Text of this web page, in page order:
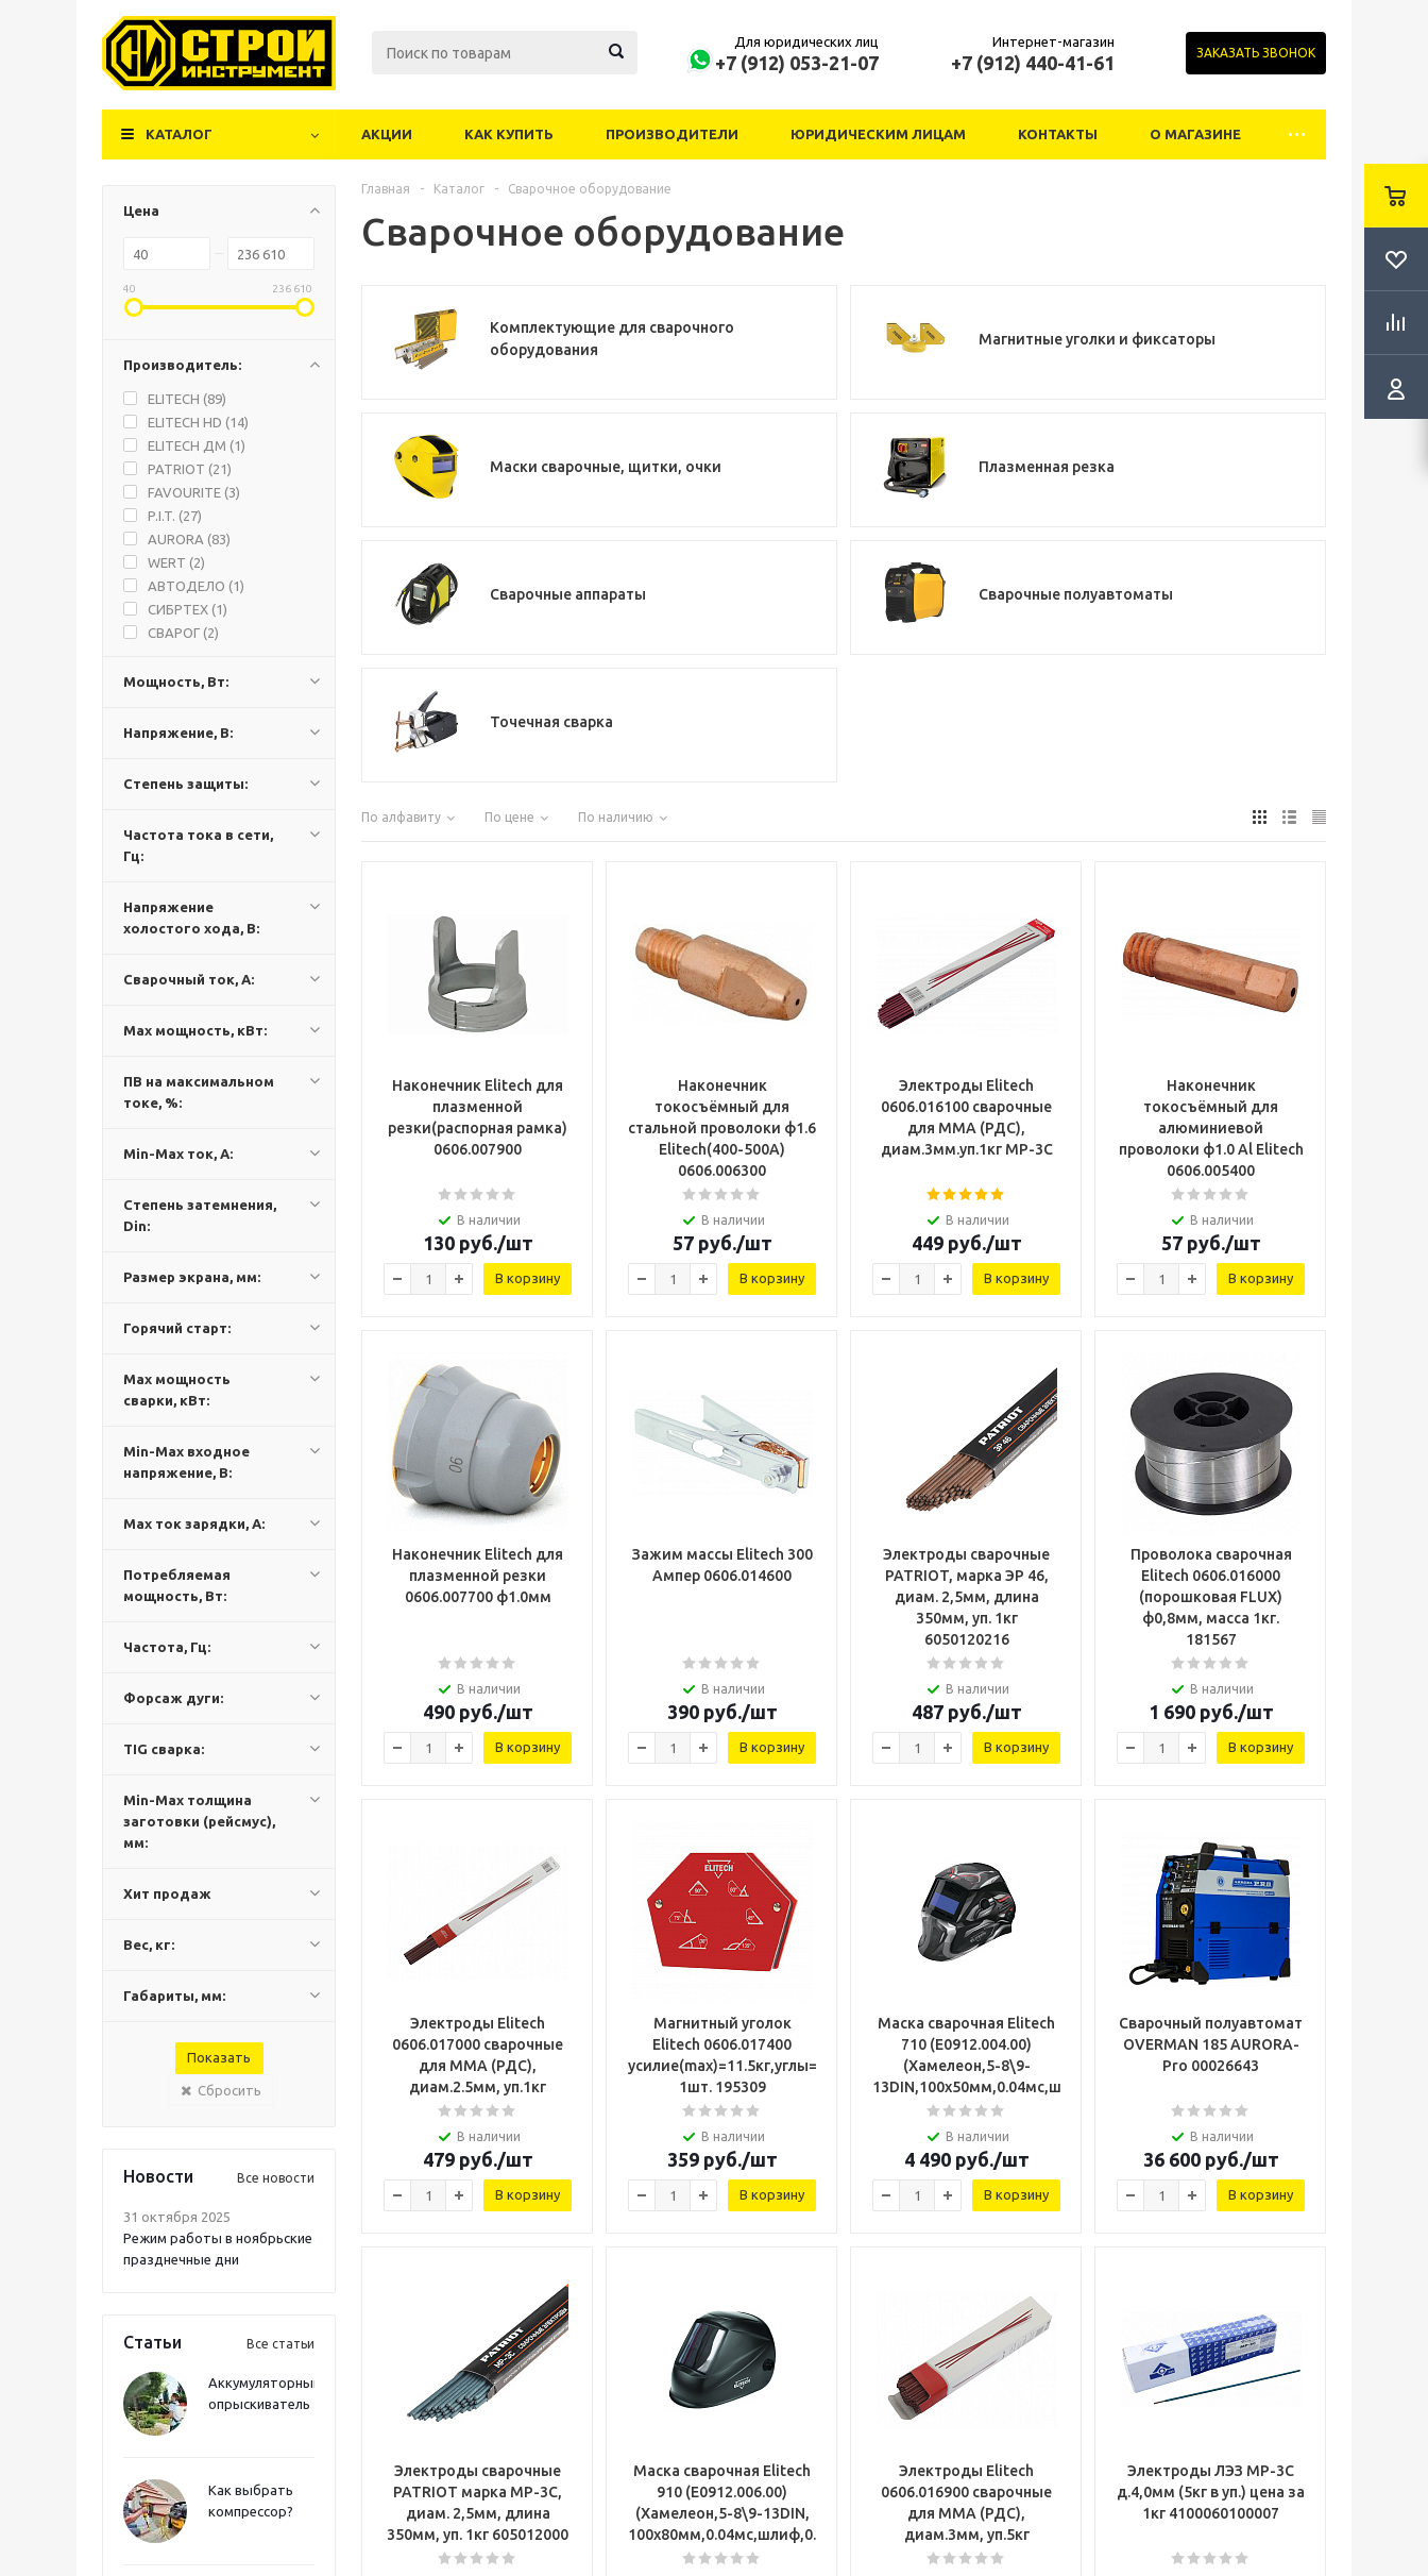
Для юридических лиц
+7 (912) 053-21-07
Интернет-магазин
+7 (912) 440-41-61 ЗАКАЗАТЬ ЗВОНОК
КАТАЛОГ АКЦИИ КАК КУПИТЬ ПРОИЗВОДИТЕЛИ ЮРИДИЧЕСКИМ ЛИЦАМ КОНТАКТЫ О МАГАЗИНЕ
Цена
40 236 610
Производитель:
ELITECH (89)
ELITECH HD (14)
ELITECH ДМ (1)
PATRIOT (21)
FAVOURITE (3)
P.I.T. (27)
AURORA (83)
WERT (2)
АВТОДЕЛО (1)
СИБРТЕХ (1)
СВАРОГ (2)
КРАТОН (2)
BESTWELD (2
STARTWELD (
КЕДР (11)
Мощность, Вт:
Напряжение, В:
Степень защиты:
Частота тока в сети,
Гц:
Напряжение
холостого хода, В:
Сварочный ток, А:
Max мощность, кВт:
ПВ на максимальном
токе, %:
Min-Max ток, А:
Степень затемнения,
Din:
Размер экрана, мм:
Горячий старт:
Max мощность
сварки, кВт:
Min-Max входное
напряжение, В:
Max ток зарядки, А:
Потребляемая
мощность, Вт:
Частота, Гц:
Форсаж дуги:
TIG сварка:
Min-Max толщина
заготовки (рейсмус),
мм:
Хит продаж
Вес, кг:
Габариты, мм:
Сбросить
Новости Все новости
31 октября 2025
Режим работы в ноябрьские
празднечные дни
Статьи Все статьи
Аккумуляторный
опрыскиватель
Как выбрать
компрессор?
Главная - Каталог - Сварочное оборудование
Сварочное оборудование
Комплектующие для сварочного
оборудования
Магнитные уголки и фиксаторы
Маски сварочные, щитки, очки Плазменная резка
Сварочные аппараты Сварочные полуавтоматы
Точечная сварка
По алфавиту По цене По наличию
Наконечник Elitech для
плазменной
резки(распорная рамка)
0606.007900
В наличии
130руб./шт
В корзину
Наконечник
токосъёмный для
стальной проволоки ф1.6
Elitech(400-500А)
0606.006300
В наличии
57руб./шт
В корзину
Электроды Elitech
0606.016100 сварочные
для ММА (РДС),
диам.3мм.уп.1кг МР-3С
В наличии
449руб./шт
В корзину
Наконечник
токосъёмный для
алюминиевой
проволоки ф1.0 Al Elitech
0606.005400
В наличии
57руб./шт
В корзину
Наконечник Elitech для
плазменной резки
0606.007700 ф1.0мм
В наличии
490руб./шт
В корзину
Зажим массы Elitech 300
Ампер 0606.014600
В наличии
390руб./шт
В корзину
Электроды сварочные
PATRIOT, марка ЭР 46,
диам. 2,5мм, длина
350мм, уп. 1кг
6050120216
В наличии
487руб./шт
В корзину
Проволока сварочная
Elitech 0606.016000
(порошковая FLUX)
ф0,8мм, масса 1кг.
181567
В наличии
1 690руб./шт
В корзину
Электроды Elitech
0606.017000 сварочные
для ММА (РДС),
диам.2.5мм, уп.1кг
В наличии
479руб./шт
В корзину
Магнитный уголок
Elitech 0606.017400
усилие(max)=11.5кг,углы=30/45/60/75/90/135,
1шт. 195309
В наличии
359руб./шт
В корзину
Маска сварочная Elitech
710 (Е0912.004.00)
(Хамелеон,5-8\9-
13DIN,100х50мм,0.04мс,шлиф,0.48кг,рисун.)
В наличии
4 490руб./шт
В корзину
Сварочный полуавтомат
OVERMAN 185 AURORA-
Pro 00026643
В наличии
36 600руб./шт
В корзину
Электроды сварочные
PATRIOT марка МР-3С,
диам. 2,5мм, длина
350мм, уп. 1кг 605012000
Маска сварочная Elitech
910 (Е0912.006.00)
(Хамелеон,5-8\9-13DIN,
100х80мм,0.04мс,шлиф,0.48кг,рисун.
Электроды Elitech
0606.016900 сварочные
для ММА (РДС),
диам.3мм, уп.5кг
Электроды ЛЭЗ МР-3С
д.4,0мм (5кг в уп.) цена за
1кг 4100060100007